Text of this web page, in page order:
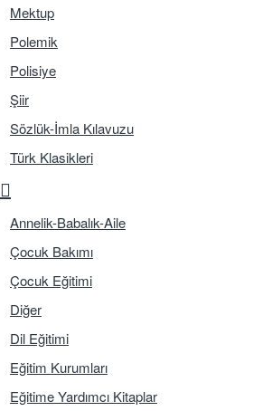
Mektup
Polemik
Polisiye
Şiir
Sözlük-İmla Kılavuzu
Türk Klasikleri
Annelik-Babalık-Aile
Çocuk Bakımı
Çocuk Eğitimi
Diğer
Dil Eğitimi
Eğitim Kurumları
Eğitime Yardımcı Kitaplar